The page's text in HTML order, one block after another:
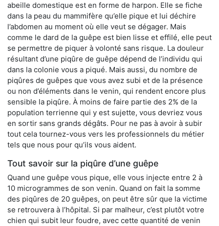
abeille domestique est en forme de harpon. Elle se fiche
dans la peau du mammifère qu’elle pique et lui déchire
l’abdomen au moment où elle veut se dégager. Mais
comme le dard de la guêpe est bien lisse et effilé, elle peut
se permettre de piquer à volonté sans risque. La douleur
résultant d’une piqûre de guêpe dépend de l’individu qui
dans la colonie vous a piqué. Mais aussi, du nombre de
piqûres de guêpes que vous avez subi et de la présence
ou non d’éléments dans le venin, qui rendent encore plus
sensible la piqûre. À moins de faire partie des 2% de la
population terrienne qui y est sujette, vous devriez vous
en sortir sans grands dégâts. Pour ne pas à avoir à subir
tout cela tournez-vous vers les professionnels du métier
tels que nous pour qu’ils vous aident.
Tout savoir sur la piqûre d’une guêpe
Quand une guêpe vous pique, elle vous injecte entre 2 à
10 microgrammes de son venin. Quand on fait la somme
des piqûres de 20 guêpes, on peut être sûr que la victime
se retrouvera à l’hôpital. Si par malheur, c’est plutôt votre
chien qui subit leur foudre, avec cette quantité de venin